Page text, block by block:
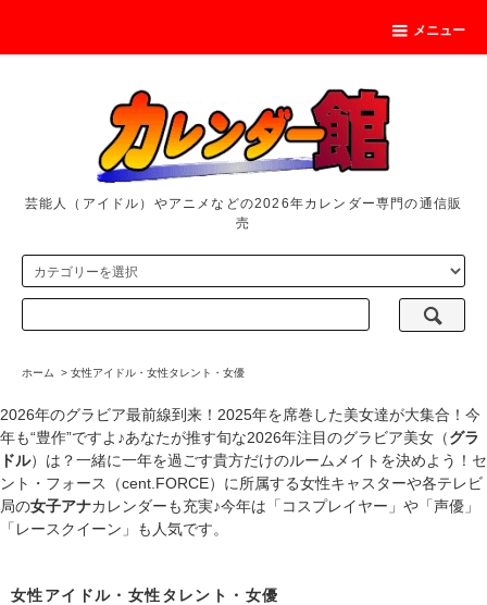
メニュー
芸能人（アイドル）やアニメなどの2026年カレンダー専門の通信販
売
ホーム > 女性アイドル・女性タレント・女優
2026年のグラビア最前線到来！2025年を席巻した美女達が大集合！今
年も“豊作”ですよ♪あなたが推す旬な2026年注目のグラビア美女（グラ
ドル）は？一緒に一年を過ごす貴方だけのルームメイトを決めよう！セ
ント・フォース（cent.FORCE）に所属する女性キャスターや各テレビ
局の女子アナカレンダーも充実♪今年は「 コスプレイヤー 」や「声優 」
「 レースクイーン 」も人気です。
女性アイドル・女性タレント・女優